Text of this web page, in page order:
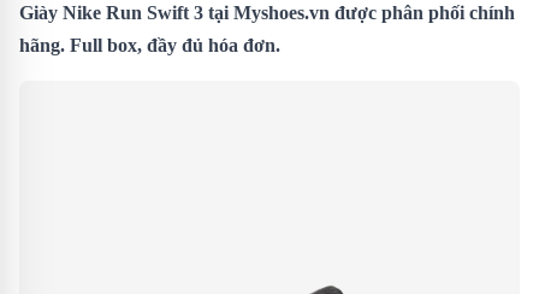
Giày Nike Run Swift 3 tại Myshoes.vn được phân phối chính
hãng. Full box, đầy đủ hóa đơn.